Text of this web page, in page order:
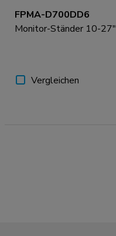
FPMA-D700DD6
Monitor-Ständer 10-27"
Vergleichen